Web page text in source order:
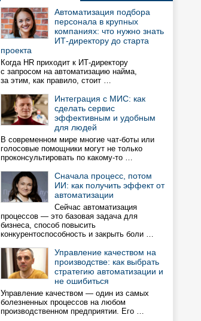
Автоматизация подбора
персонала в крупных
компаниях: что нужно знать
ИТ-директору до старта
проекта
Когда HR приходит к ИТ-директору
с запросом на автоматизацию найма,
за этим, как правило, стоит …
Интеграция с МИС: как
сделать сервис
эффективным и удобным
для людей
В современном мире многие чат-боты или
голосовые помощники могут не только
проконсультировать по какому-то …
Сначала процесс, потом
ИИ: как получить эффект от
автоматизации
Сейчас автоматизация
процессов — это базовая задача для
бизнеса, способ повысить
конкурентоспособность и закрыть боли …
Управление качеством на
производстве: как выбрать
стратегию автоматизации и
не ошибиться
Управление качеством — один из самых
болезненных процессов на любом
производственном предприятии. Его …